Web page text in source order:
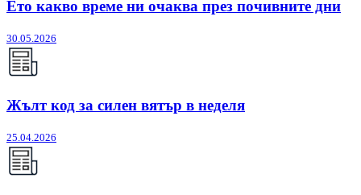
Ето какво време ни очаква през почивните дни
30.05.2026
Жълт код за силен вятър в неделя
25.04.2026